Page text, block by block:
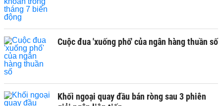
Cuộc đua 'xuống phố' của ngân hàng thuần số
Khối ngoại quay đầu bán ròng sau 3 phiên